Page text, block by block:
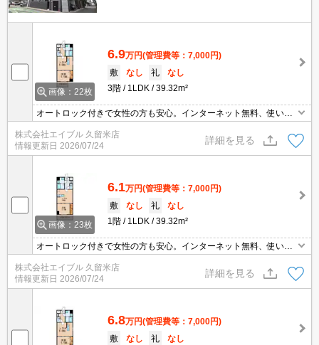
画像：22枚
6.9万円(管理費等：7,000円)
敷
なし 礼
なし
3階
1LDK 39.32m²
オートロック付きで女性の方も安心。インターネット無料、使い放
株式会社エイブル 久留米店
情報更新日 2026/07/24
詳細を見る
画像：23枚
6.1万円(管理費等：7,000円)
敷
なし 礼
なし
1階
1LDK 39.32m²
オートロック付きで女性の方も安心。インターネット無料、使い放
株式会社エイブル 久留米店
情報更新日 2026/07/24
詳細を見る
6.8万円(管理費等：7,000円)
敷
なし 礼 なし